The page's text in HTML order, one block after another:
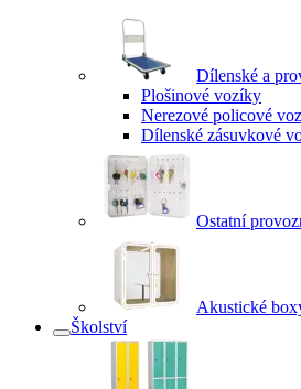
Dílenské a
Plošinové vozíky
Nerezové policové
Dílenské zásuvkové
Ostatní
Akustické
Školství